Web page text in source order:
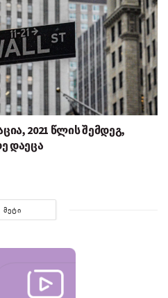
2021 წლის შემდეგ,
დაეცა
ᲛᲔᲢᲘ